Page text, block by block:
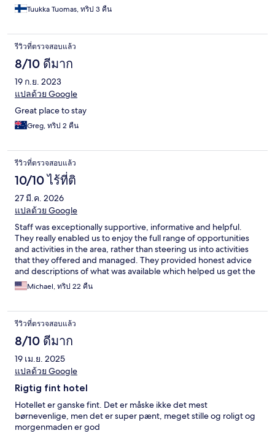
Tuukka Tuomas, ทริป 3 คืน
รีวิวที่ตรวจสอบแล้ว
8/10 ดีมาก
19 ก.ย. 2023
แปลด้วย Google
Great place to stay
Greg, ทริป 2 คืน
รีวิวที่ตรวจสอบแล้ว
10/10 ไร้ที่ติ
27 มี.ค. 2026
แปลด้วย Google
Staff was exceptionally supportive, informative and helpful.
They really enabled us to enjoy the full range of opportunities
and activities in the area, rather than steering us into activities
that they offered and managed. They provided honest advice
and descriptions of what was available which helped us get the
most out of the limited time we had. The lobby and dining area
are open to and well-integrated with the grounds, which makes
grounds and are a part of the resort. One of the things we really
liked is that Peace Laguna has a strong flavor of being on the
Thai seacoast; it is not a cookie-cutter product that could be set
down anywhere in the world. Inside, Peace Laguna is quiet and
peaceful with a broad range of ages and nationalities: from
families with infants through people in their seventies with no
and the full range of restaurants, bars, shops and stores are just
a block away.
Michael, ทริป 22 คืน
รีวิวที่ตรวจสอบแล้ว
8/10 ดีมาก
19 เม.ย. 2025
แปลด้วย Google
Rigtig fint hotel
Hotellet er ganske fint. Det er måske ikke det mest
børnevenlige, men det er super pænt, meget stille og roligt og
morgenmaden er god